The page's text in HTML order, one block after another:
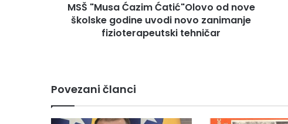
novo
zanimanje
fizioterapeutski
MSŠ "Musa Ćazim Ćatić"Olovo od nove
školske godine uvodi novo zanimanje
fizioterapeutski tehničar
Povezani članci